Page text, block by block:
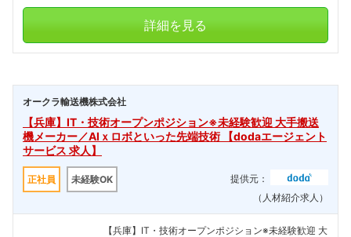
詳細を見る
オークラ輸送機株式会社
【兵庫】IT・技術オープンポジション※未経験歓迎 大手搬送
機メーカー／AIｘロボといった先端技術 【dodaエージェント
サービス 求人】
正社員 未経験OK
提供元：
（人材紹介求人）
【兵庫】IT・技術オープンポジション※未経験歓迎 大